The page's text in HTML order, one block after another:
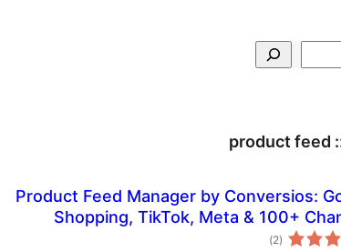
product feed
Product Feed Manager by Conversios:
Shopping, TikTok, Meta & 100+
(2 ئومۇمىي
دەرىجە)